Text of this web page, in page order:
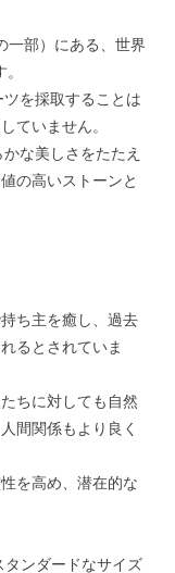
一部）にある、世界
を採取することは
ていません。
な美しさをたたえ
の高いストーンと
ち主を癒し、過去
るとされていま
ちに対しても自然
間関係もより良く
を高め、潜在的な
ンダードなサイズ